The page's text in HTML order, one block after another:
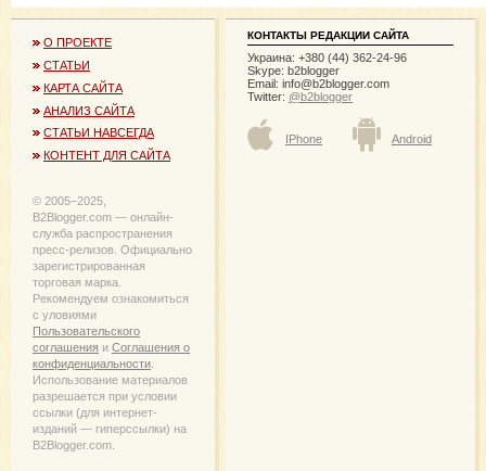
О ПРОЕКТЕ
СТАТЬИ
КАРТА САЙТА
АНАЛИЗ САЙТА
СТАТЬИ НАВСЕГДА
КОНТЕНТ ДЛЯ САЙТА
© 2005−2025,
B2Blogger.com — онлайн-
служба распространения
пресс-релизов. Официально
зарегистрированная
торговая марка.
Рекомендуем ознакомиться
с уловиями
Пользовательского
соглашения и Соглашения о
конфиденциальности
Использование материалов
разрешается при условии
ссылки (для интернет-
изданий — гиперссылки) на
B2Blogger.com.
КОНТАКТЫ РЕДАКЦИИ САЙТА
Украина: +380 (44) 362-24-96
Skype: b2blogger
Email: info@b2blogger.com
Twitter: @b2blogger
IPhone Android